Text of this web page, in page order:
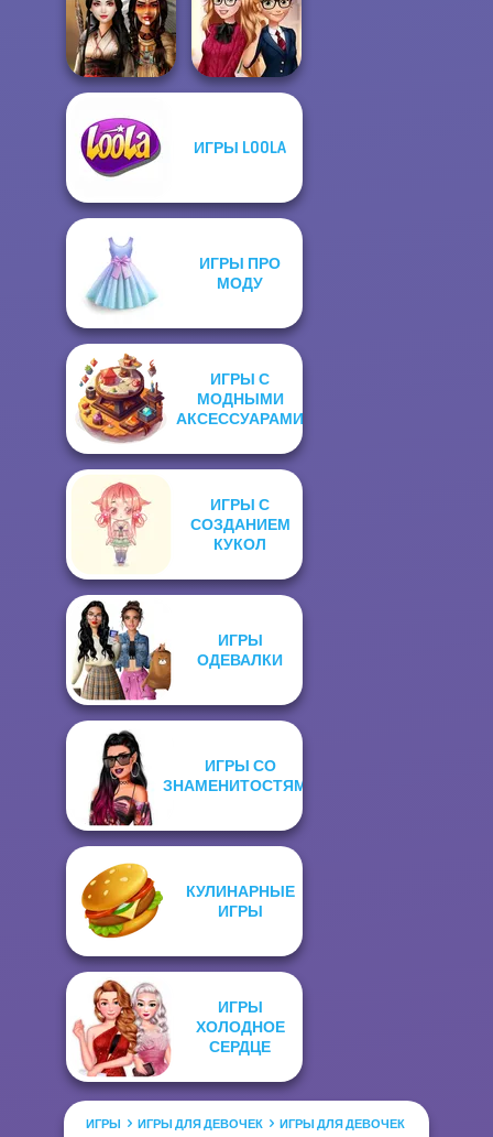
Pin-up Jessica
College Girls
Team Makeover
Battle Maidens
Back To School
ИГРЫ LOOLA
ИГРЫ ПРО
МОДУ
ИГРЫ С
МОДНЫМИ
АКСЕССУАРАМИ
ИГРЫ С
СОЗДАНИЕМ
КУКОЛ
ИГРЫ
ОДЕВАЛКИ
ИГРЫ СО
ЗНАМЕНИТОСТЯМИ
КУЛИНАРНЫЕ
ИГРЫ
ИГРЫ
ХОЛОДНОЕ
СЕРДЦЕ
ИГРЫ ИГРЫ ДЛЯ ДЕВОЧЕК ИГРЫ ДЛЯ ДЕВОЧЕК САЛОН